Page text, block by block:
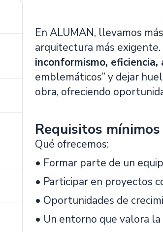
En ALUMAN, llevamos
arquitectura más
inconformismo,
emblemáticos” y dejar
obra, ofreciendo
Requisitos mínimos
Qué ofrecemos:
• Formar parte de un
• Participar en proyectos
• Oportunidades de
• Un entorno que valora